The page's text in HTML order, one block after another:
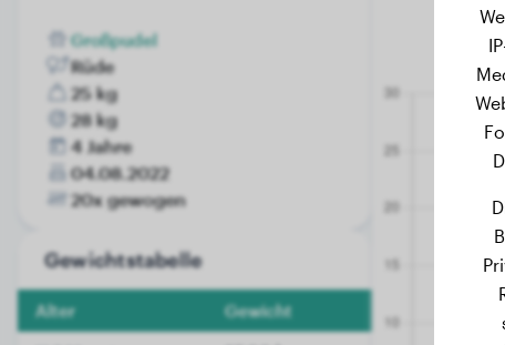
Großpudel
Rüde
25 kg
28 kg
4 Jahre
04.08.2022
20x gewogen
Gewichtstabelle
Alter Gewicht